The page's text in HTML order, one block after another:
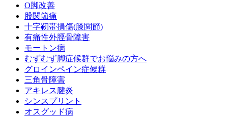
O脚改善
股関節痛
十字靭帯損傷(膝関節)
有痛性外脛骨障害
モートン病
むずむず脚症候群でお悩みの方へ
グロインペイン症候群
三角骨障害
アキレス腱炎
シンスプリント
オスグッド病